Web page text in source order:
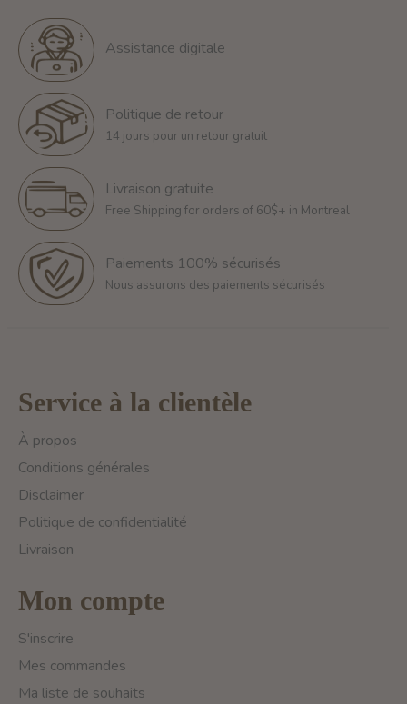
Assistance digitale
Politique de retour
14 jours pour un retour gratuit
Livraison gratuite
Free Shipping for orders of 60$+ in Montreal
Paiements 100% sécurisés
Nous assurons des paiements sécurisés
Service à la clientèle
À propos
Conditions générales
Disclaimer
Politique de confidentialité
Livraison
Mon compte
S'inscrire
Mes commandes
Ma liste de souhaits